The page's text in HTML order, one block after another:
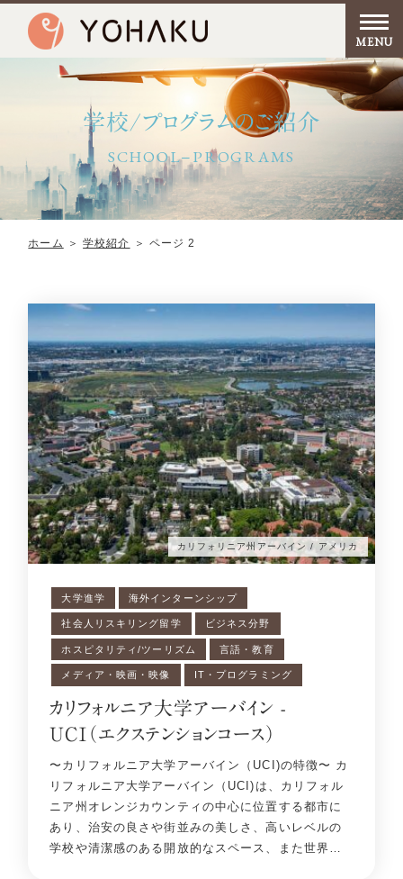
学校/プログラムのご紹介
SCHOOL−PROGRAMS
ホーム ＞学校紹介 ＞ ページ 2
カリフォリニア州アーバイン / アメリカ
大学進学 海外インターンシップ
社会人リスキリング留学 ビジネス分野
ホスピタリティ/ツーリズム 言語・教育
メディア・映画・映像 IT・プログラミング
カリフォルニア大学アーバイン -
UCI（エクステンションコース）
〜カリフォルニア大学アーバイン（UCI)の特徴〜 カ
リフォルニア大学アーバイン（UCI)は、カリフォル
ニア州オレンジカウンティの中心に位置する都市に
あり、治安の良さや街並みの美しさ、高いレベルの
学校や清潔感のある開放的なスペース、また世界…